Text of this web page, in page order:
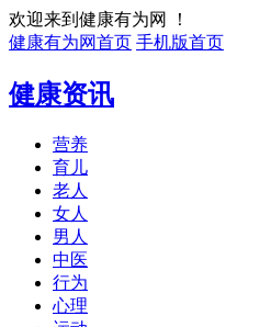
欢迎来到健康有为网 ！
健康有为网首页 手机版首页
健康资讯
营养
育儿
老人
女人
男人
中医
行为
心理